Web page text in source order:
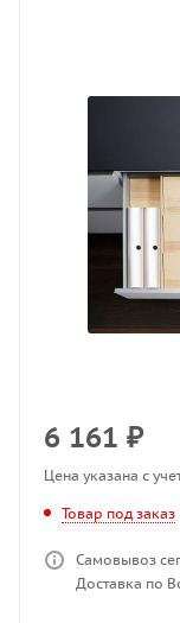
6 161 ₽
Цена указана с
Товар под заказ
Самовывоз
Доставка по